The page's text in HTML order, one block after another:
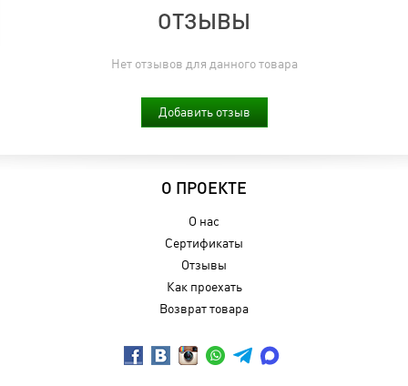
ОТЗЫВЫ
Нет отзывов для данного товара
Добавить отзыв
О ПРОЕКТЕ
О нас
Сертификаты
Отзывы
Как проехать
Возврат товара